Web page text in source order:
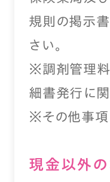
規則の掲示
さい。
※調剤管理料
細書発行に
※その他事項
現⾦以外